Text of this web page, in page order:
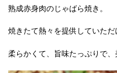
熟成赤身肉のじゃばら焼き。
焼きたて熱々を提供していただ
柔らかくて、旨味たっぷりで